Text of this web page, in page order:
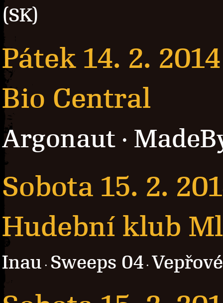
(SK)
Pátek 14. 2. 2014
Bio Central
Argonaut ·
Sobota 15. 2.
Hudební klub
Inau · Sweeps 04 ·